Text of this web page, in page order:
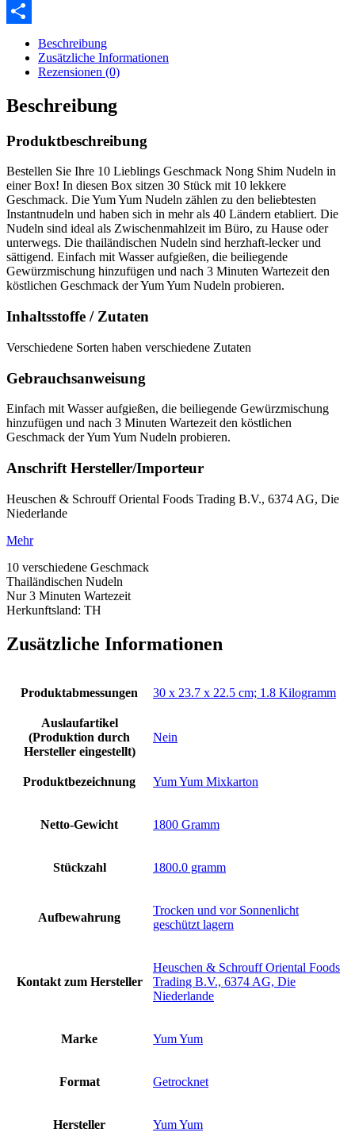
XING
Beschreibung
Zusätzliche Informationen
Rezensionen (0)
Beschreibung
Produktbeschreibung
Bestellen Sie Ihre 10 Lieblings Geschmack Nong Shim Nudeln in
einer Box! In diesen Box sitzen 30 Stück mit 10 lekkere
Geschmack. Die Yum Yum Nudeln zählen zu den beliebtesten
Instantnudeln und haben sich in mehr als 40 Ländern etabliert. Die
Nudeln sind ideal als Zwischenmahlzeit im Büro, zu Hause oder
unterwegs. Die thailändischen Nudeln sind herzhaft-lecker und
sättigend. Einfach mit Wasser aufgießen, die beiliegende
Gewürzmischung hinzufügen und nach 3 Minuten Wartezeit den
köstlichen Geschmack der Yum Yum Nudeln probieren.
Inhaltsstoffe / Zutaten
Verschiedene Sorten haben verschiedene Zutaten
Gebrauchsanweisung
Einfach mit Wasser aufgießen, die beiliegende Gewürzmischung
hinzufügen und nach 3 Minuten Wartezeit den köstlichen
Geschmack der Yum Yum Nudeln probieren.
Anschrift Hersteller/Importeur
Heuschen & Schrouff Oriental Foods Trading B.V., 6374 AG, Die
Niederlande
Mehr
10 verschiedene Geschmack
Thailändischen Nudeln
Nur 3 Minuten Wartezeit
Herkunftsland: TH
Zusätzliche Informationen
Produktabmessungen ‎30 x 23.7 x 22.5 cm; 1.8 Kilogramm
Auslaufartikel
(Produktion durch
Hersteller eingestellt)
‎Nein
Produktbezeichnung ‎Yum Yum Mixkarton
Netto-Gewicht ‎1800 Gramm
Stückzahl ‎1800.0 gramm
Aufbewahrung
‎Trocken und vor Sonnenlicht
geschützt lagern
Kontakt zum Hersteller
‎Heuschen & Schrouff Oriental Foods
Trading B.V., 6374 AG, Die
Niederlande
Marke ‎Yum Yum
Format ‎Getrocknet
Hersteller ‎Yum Yum